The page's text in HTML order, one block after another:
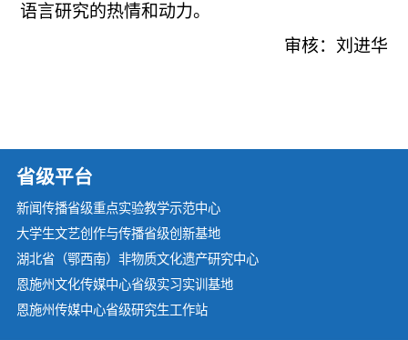
语言研究的热情和动力。
审核：刘进华
省级平台
新闻传播省级重点实验教学示范中心
大学生文艺创作与传播省级创新基地
湖北省（鄂西南）非物质文化遗产研究中心
恩施州文化传媒中心省级实习实训基地
恩施州传媒中心省级研究生工作站